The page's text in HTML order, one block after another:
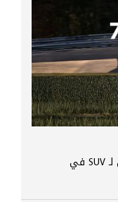
Xiaomi YU7 GT تحطّم الرقم القياسي لـ SUV في